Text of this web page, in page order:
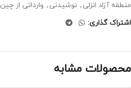
منطقه آزاد انزلی , نوشیدنی , وارداتی از چین
اشتراک گذاری:
محصولات مشابه